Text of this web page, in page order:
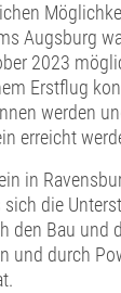
Augsburg
2023
Erstflug
werden
erreicht
in
sich die
den Bau und
und durch